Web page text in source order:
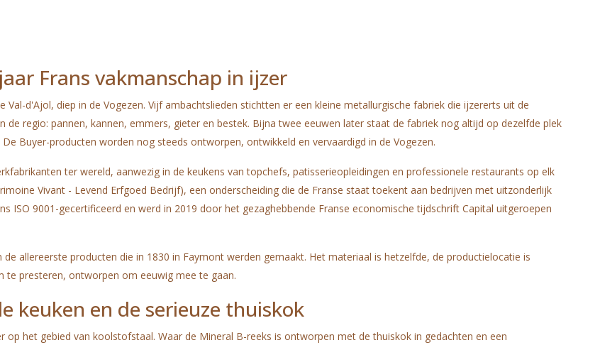
Frans vakmanschap in ijzer
d'Ajol, diep in de Vogezen. Vijf ambachtslieden stichtten er een kleine metallurgische fabriek die ijzererts uit de
regio: pannen, kannen, emmers, gieter en bestek. Bijna twee eeuwen later staat de fabriek nog altijd op dezelfde plek
Buyer-producten worden nog steeds ontworpen, ontwikkeld en vervaardigd in de Vogezen.
ter wereld, aanwezig in de keukens van topchefs, patisserieopleidingen en professionele restaurants op elk
Vivant - Levend Erfgoed Bedrijf), een onderscheiding die de Franse staat toekent aan bedrijven met uitzonderlijk
ISO 9001-gecertificeerd en werd in 2019 door het gezaghebbende Franse economische tijdschrift Capital uitgeroepen
allereerste producten die in 1830 in Faymont werden gemaakt. Het materiaal is hetzelfde, de productielocatie is
te presteren, ontworpen om eeuwig mee te gaan.
keuken en de serieuze thuiskok
op het gebied van koolstofstaal. Waar de Mineral B-reeks is ontworpen met de thuiskok in gedachten en een